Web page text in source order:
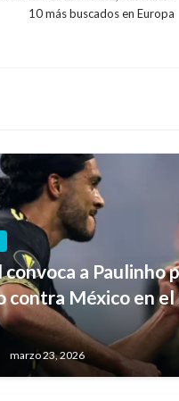
10 más buscados en Europa
a Paulinho
contra México en el
marzo 23, 2026